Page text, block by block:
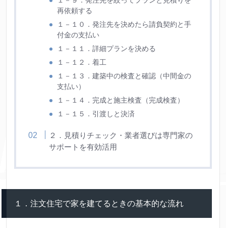
再依頼する
１－１０．発注先を決めたら請負契約と手
付金の支払い
１－１１．詳細プランを決める
１－１２．着工
１－１３．建築中の検査と確認（中間金の
支払い）
１－１４．完成と施主検査（完成検査）
１－１５．引渡しと決済
２．見積りチェック・業者選びは専門家の
サポートを有効活用
１．注文住宅で家を建てるときの基本的な流れ